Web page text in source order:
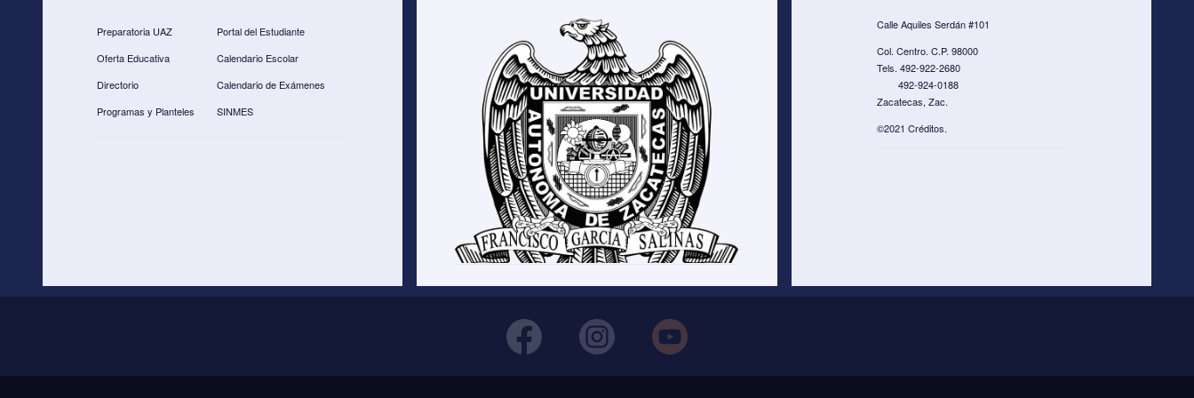
b
o
o
k
Preparatoria UAZ
Oferta Educativa
Directorio
Programas y Planteles
Portal del Estudiante
Calendario Escolar
Calendario de Exámenes
SINMES
Calle Aquiles Serdán #101
Col. Centro. C.P. 98000
Tels. 492-922-2680
492-924-0188
Zacatecas, Zac.
©2021 Créditos.